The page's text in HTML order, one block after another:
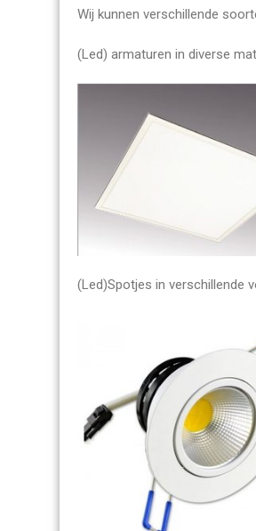
Wij kunnen verschillende
(Led) armaturen in diverse
(Led)Spotjes in verschillende